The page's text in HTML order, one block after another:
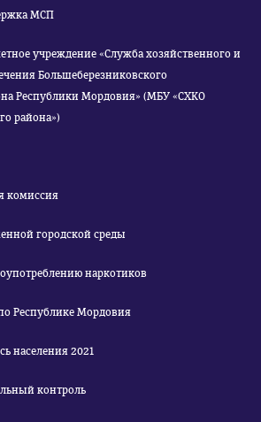
МСП
учреждение «Служба хозяйственного и
Большеберезниковского
Республики Мордовия» (МБУ «СХКО
района»)
комиссия
городской среды
наркотиков
Республике Мордовия
населения 2021
контроль